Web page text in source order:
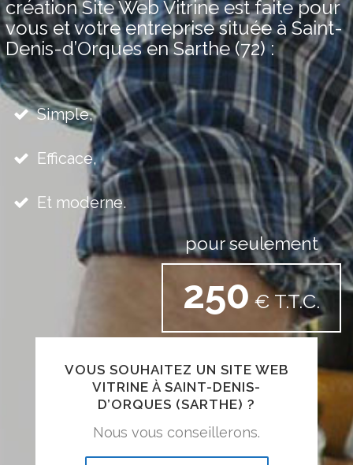
création Site Web Vitrine est faite pour
vous et votre entreprise située à Saint-
Denis-d’Orques en Sarthe (72) :
Simple,
Efficace,
Et moderne.
pour seulement
250 € T.T.C.
VOUS SOUHAITEZ UN SITE WEB
VITRINE À SAINT-DENIS-
D’ORQUES (SARTHE) ?
Nous vous conseillerons.